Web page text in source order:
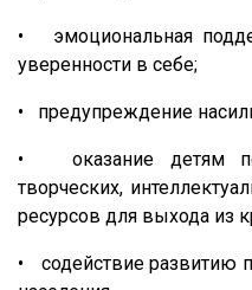
• эмоциональная
уверенности в себе;
• предупреждение
• оказание детям
творческих,
ресурсов для выхода из
• содействие развитию